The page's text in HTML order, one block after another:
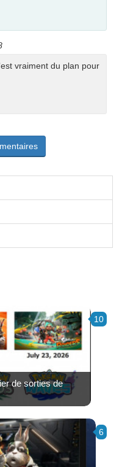
vraiment du plan pour
10
de sorties de
6